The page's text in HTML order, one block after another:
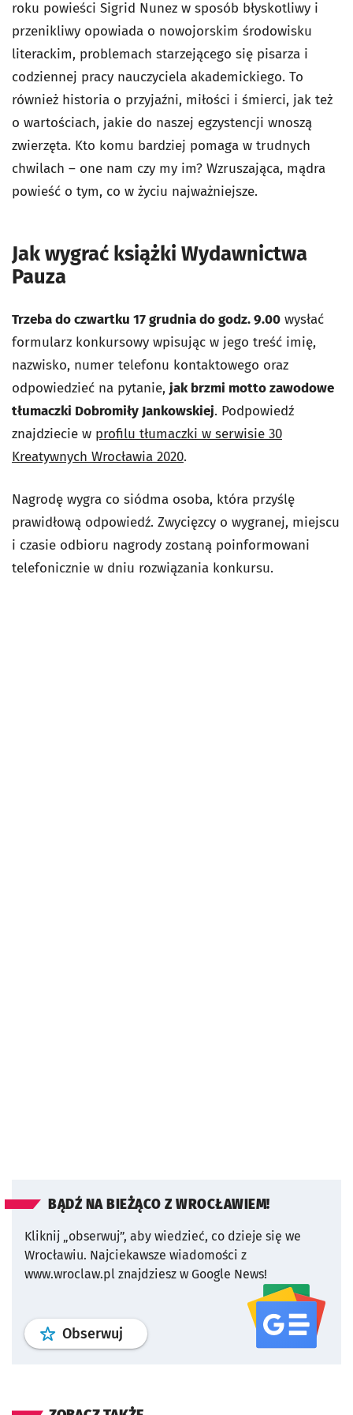
roku powieści Sigrid Nunez w sposób błyskotliwy i
przenikliwy opowiada o nowojorskim środowisku
literackim, problemach starzejącego się pisarza i
codziennej pracy nauczyciela akademickiego. To
również historia o przyjaźni, miłości i śmierci, jak też
o wartościach, jakie do naszej egzystencji wnoszą
zwierzęta. Kto komu bardziej pomaga w trudnych
chwilach – one nam czy my im? Wzruszająca, mądra
powieść o tym, co w życiu najważniejsze.
Jak wygrać książki Wydawnictwa
Pauza
Trzeba do czwartku 17 grudnia do godz. 9.00 wysłać
formularz konkursowy wpisując w jego treść imię,
nazwisko, numer telefonu kontaktowego oraz
odpowiedzieć na pytanie, jak brzmi motto zawodowe
tłumaczki Dobromiły Jankowskiej. Podpowiedź
znajdziecie w profilu tłumaczki w serwisie 30
Kreatywnych Wrocławia 2020.
Nagrodę wygra co siódma osoba, która przyślę
prawidłową odpowiedź. Zwycięzcy o wygranej, miejscu
i czasie odbioru nagrody zostaną poinformowani
telefonicznie w dniu rozwiązania konkursu.
BĄDŹ NA BIEŻĄCO Z WROCŁAWIEM!
Kliknij „obserwuj”, aby wiedzieć, co dzieje się we
Wrocławiu. Najciekawsze wiadomości z
www.wroclaw.pl znajdziesz w Google News!
Obserwuj profil serwisu